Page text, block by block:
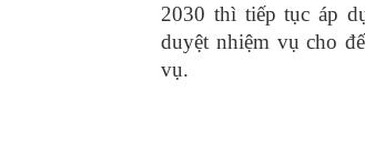
2030 thì tiếp tục áp
duyệt nhiệm vụ cho
vụ.